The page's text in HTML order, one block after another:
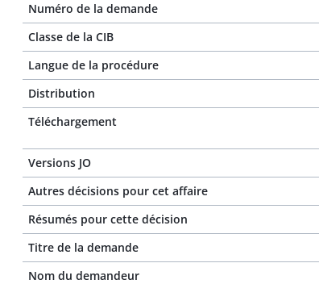
Numéro de la demande
Classe de la CIB
Langue de la procédure
Distribution
Téléchargement
Versions JO
Autres décisions pour cet affaire
Résumés pour cette décision
Titre de la demande
Nom du demandeur